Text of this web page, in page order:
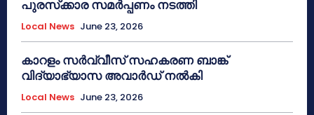
പുരസ്‌ക്കാര സമർപ്പണം നടത്തി
Local News June 23, 2026
കാറളം സർവ്വീസ് സഹകരണ ബാങ്ക്
വിദ്യാഭ്യാസ അവാർഡ് നൽകി
Local News June 23, 2026